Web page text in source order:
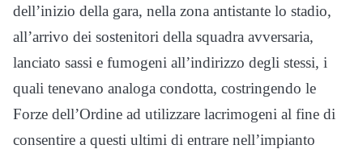
dell’inizio della gara, nella zona antistante lo stadio,
all’arrivo dei sostenitori della squadra avversaria,
lanciato sassi e fumogeni all’indirizzo degli stessi, i
quali tenevano analoga condotta, costringendo le
Forze dell’Ordine ad utilizzare lacrimogeni al fine di
consentire a questi ultimi di entrare nell’impianto